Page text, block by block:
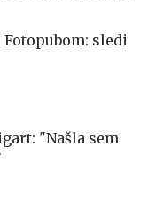
sledi
"Našla sem